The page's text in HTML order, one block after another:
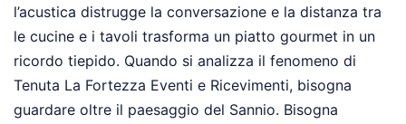
l’acustica distrugge la conversazione e la distanza tra
le cucine e i tavoli trasforma un piatto gourmet in un
ricordo tiepido. Quando si analizza il fenomeno di
Tenuta La Fortezza Eventi e Ricevimenti, bisogna
guardare oltre il paesaggio del Sannio. Bisogna